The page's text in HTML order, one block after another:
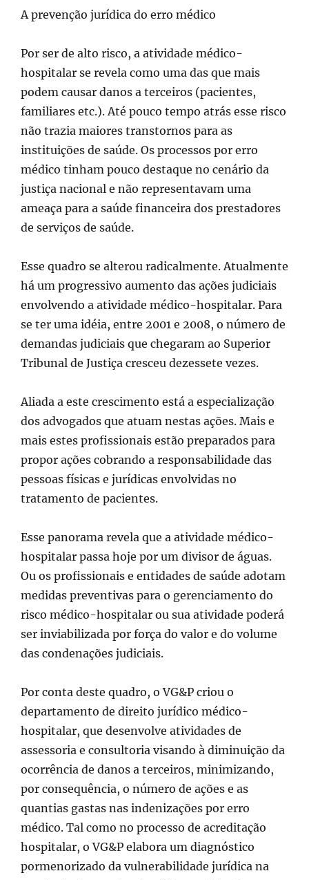
A prevenção jurídica do erro médico
Por ser de alto risco, a atividade médico-
hospitalar se revela como uma das que mais
podem causar danos a terceiros (pacientes,
familiares etc.). Até pouco tempo atrás esse risco
não trazia maiores transtornos para as
instituições de saúde. Os processos por erro
médico tinham pouco destaque no cenário da
justiça nacional e não representavam uma
ameaça para a saúde financeira dos prestadores
de serviços de saúde.
Esse quadro se alterou radicalmente. Atualmente
há um progressivo aumento das ações judiciais
envolvendo a atividade médico-hospitalar. Para
se ter uma idéia, entre 2001 e 2008, o número de
demandas judiciais que chegaram ao Superior
Tribunal de Justiça cresceu dezessete vezes.
Aliada a este crescimento está a especialização
dos advogados que atuam nestas ações. Mais e
mais estes profissionais estão preparados para
propor ações cobrando a responsabilidade das
pessoas físicas e jurídicas envolvidas no
tratamento de pacientes.
Esse panorama revela que a atividade médico-
hospitalar passa hoje por um divisor de águas.
Ou os profissionais e entidades de saúde adotam
medidas preventivas para o gerenciamento do
risco médico-hospitalar ou sua atividade poderá
ser inviabilizada por força do valor e do volume
das condenações judiciais.
Por conta deste quadro, o VG&P criou o
departamento de direito jurídico médico-
hospitalar, que desenvolve atividades de
assessoria e consultoria visando à diminuição da
ocorrência de danos a terceiros, minimizando,
por consequência, o número de ações e as
quantias gastas nas indenizações por erro
médico. Tal como no processo de acreditação
hospitalar, o VG&P elabora um diagnóstico
pormenorizado da vulnerabilidade jurídica na